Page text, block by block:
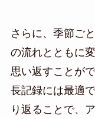
さらに、季節ご
の流れとともに
思い返すことが
長記録には最適
り返ることで、